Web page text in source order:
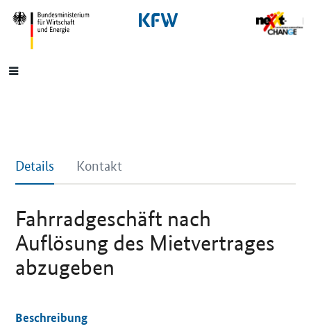
SrOnlyNavigation
Hauptmenü
Details Kontakt
Fahrradgeschäft nach
Auflösung des Mietvertrages
abzugeben
Beschreibung